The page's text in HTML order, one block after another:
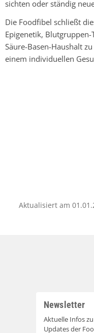
sichten oder ständig
Die Foodfibel schließt
Epigenetik,
Säure-Basen-Haushalt
einem individuellen
Aktualisiert am
Newsletter
Aktuelle Infos
Updates der